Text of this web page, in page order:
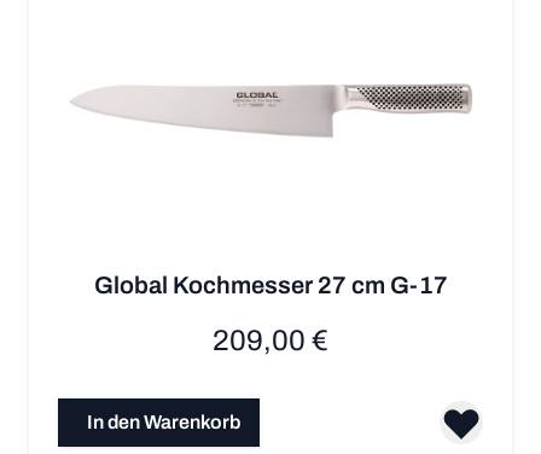
Global Kochmesser 27 cm G-17
209,00 €
In den Warenkorb